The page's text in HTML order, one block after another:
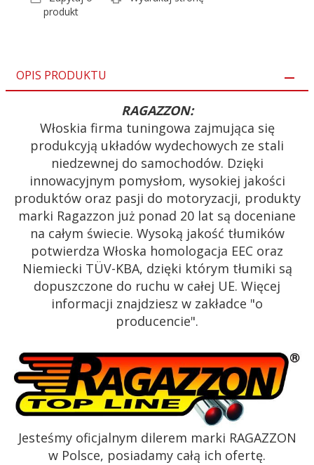
produkt
OPIS PRODUKTU
RAGAZZON:
Włoskia firma tuningowa zajmująca się
produkcyją układów wydechowych ze stali
niedzewnej do samochodów. Dzięki
innowacyjnym pomysłom, wysokiej jakości
produktów oraz pasji do motoryzacji, produkty
marki Ragazzon już ponad 20 lat są doceniane
na całym świecie. Wysoką jakość tłumików
potwierdza Włoska homologacja EEC oraz
Niemiecki TÜV-KBA, dzięki którym tłumiki są
dopuszczone do ruchu w całej UE. Więcej
informacji znajdziesz w zakładce "o
producencie".
Jesteśmy oficjalnym dilerem marki RAGAZZON
w Polsce, posiadamy całą ich ofertę.